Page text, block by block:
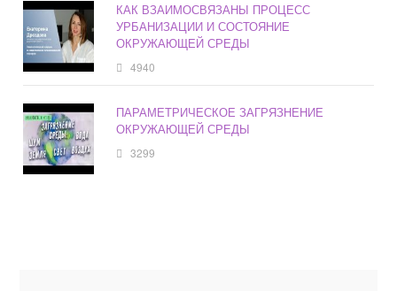
КАК ВЗАИМОСВЯЗАНЫ ПРОЦЕСС
УРБАНИЗАЦИИ И СОСТОЯНИЕ
ОКРУЖАЮЩЕЙ СРЕДЫ
4940
ПАРАМЕТРИЧЕСКОЕ ЗАГРЯЗНЕНИЕ
ОКРУЖАЮЩЕЙ СРЕДЫ
3299